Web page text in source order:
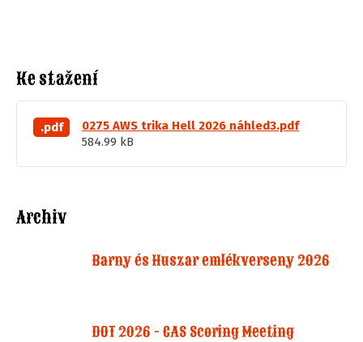
Ke stažení
.pdf
0275 AWS trika Hell 2026 náhled3.pdf
584.99 kB
Archiv
Barny és Huszar emlékverseny 2026
DOT 2026 - CAS Scoring Meeting